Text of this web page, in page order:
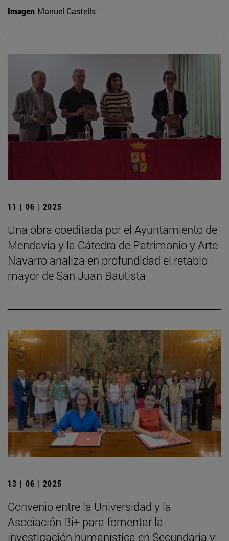
Imagen Manuel Castells
11 | 06 | 2025
Una obra coeditada por el Ayuntamiento de
Mendavia y la Cátedra de Patrimonio y Arte
Navarro analiza en profundidad el retablo
mayor de San Juan Bautista
13 | 06 | 2025
Convenio entre la Universidad y la
Asociación Bi+ para fomentar la
investigación humanística en Secundaria y